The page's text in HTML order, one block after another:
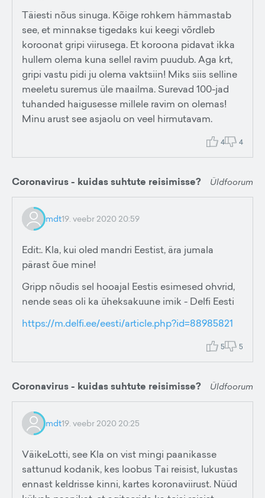
Täiesti nõus sinuga. Kõige rohkem hämmastab
see, et minnakse tigedaks kui keegi võrdleb
koroonat gripi viirusega. Et koroona pidavat ikka
hullem olema kuna sellel ravim puudub. Aga krt,
gripi vastu pidi ju olema vaktsiin! Miks siis selline
meeletu suremus üle maailma. Surevad 100-jad
tuhanded haigusesse millele ravim on olemas!
Minu arust see asjaolu on veel hirmutavam.
4 4
Coronavirus - kuidas suhtute reisimisse? Üldfoorum
mdt19. veebr 2020 20:59
Edit:. Kla, kui oled mandri Eestist, ära jumala
pärast õue mine!
Gripp nõudis sel hooajal Eestis esimesed ohvrid,
nende seas oli ka üheksakuune imik - Delfi Eesti
https://m.delfi.ee/eesti/article.php?id=88985821
5 5
Coronavirus - kuidas suhtute reisimisse? Üldfoorum
mdt19. veebr 2020 20:25
VäikeLotti, see Kla on vist mingi paanikasse
sattunud kodanik, kes loobus Tai reisist, lukustas
ennast keldrisse kinni, kartes koronaviirust. Nüüd